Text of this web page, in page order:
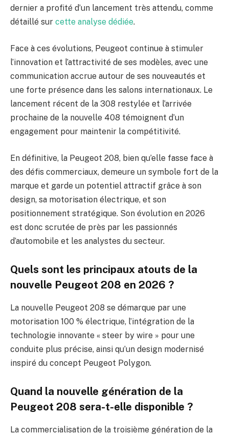
dernier a profité d’un lancement très attendu, comme
détaillé sur cette analyse dédiée.
Face à ces évolutions, Peugeot continue à stimuler
l’innovation et l’attractivité de ses modèles, avec une
communication accrue autour de ses nouveautés et
une forte présence dans les salons internationaux. Le
lancement récent de la 308 restylée et l’arrivée
prochaine de la nouvelle 408 témoignent d’un
engagement pour maintenir la compétitivité.
En définitive, la Peugeot 208, bien qu’elle fasse face à
des défis commerciaux, demeure un symbole fort de la
marque et garde un potentiel attractif grâce à son
design, sa motorisation électrique, et son
positionnement stratégique. Son évolution en 2026
est donc scrutée de près par les passionnés
d’automobile et les analystes du secteur.
Quels sont les principaux atouts de la
nouvelle Peugeot 208 en 2026 ?
La nouvelle Peugeot 208 se démarque par une
motorisation 100 % électrique, l’intégration de la
technologie innovante « steer by wire » pour une
conduite plus précise, ainsi qu’un design modernisé
inspiré du concept Peugeot Polygon.
Quand la nouvelle génération de la
Peugeot 208 sera-t-elle disponible ?
La commercialisation de la troisième génération de la